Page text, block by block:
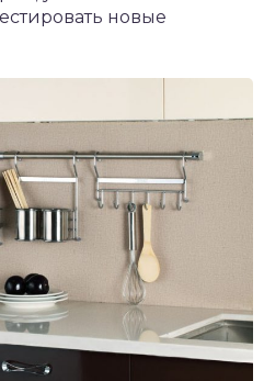
новые